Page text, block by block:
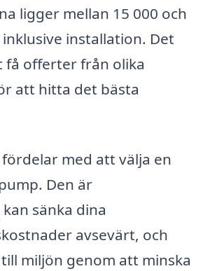
ligger mellan 15 000 och
installation. Det
få offerter från olika
att hitta det bästa
med att välja en
Den är
sänka dina
avsevärt, och
miljön genom att minska